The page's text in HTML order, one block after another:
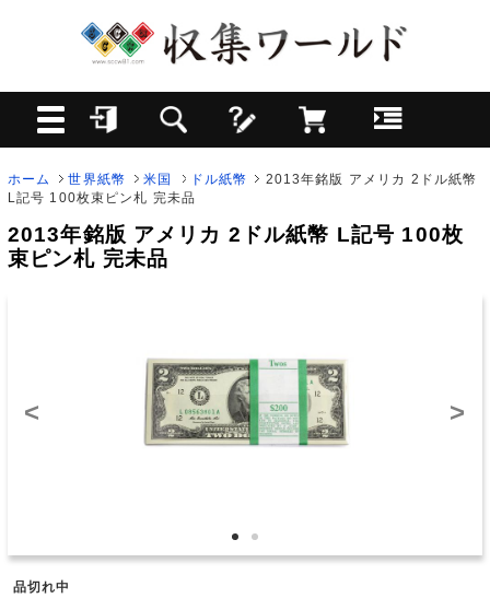
ホーム 世界紙幣 米国 ドル紙幣
2013年銘版 アメリカ 2ドル紙幣
L記号 100枚束ピン札 完未品
2013年銘版 アメリカ 2ドル紙幣 L記号 100枚
束ピン札 完未品
< >
品切れ中